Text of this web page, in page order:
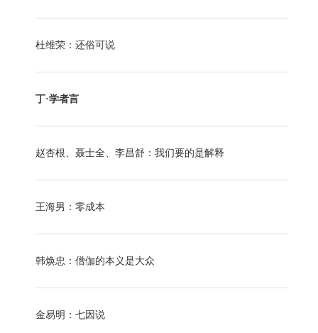
杜维荣：还俗可说
丁·学者言
赵杏根、聂士全、李昌舒：我们要的是解释
王海男：零成本
韩焕忠：僧伽的本义是大众
金易明：七因说